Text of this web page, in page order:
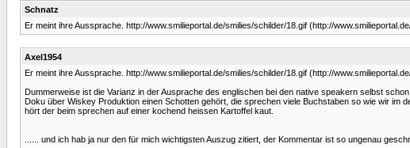
Schnatz
Er meint ihre Aussprache. http://www.smilieportal.de/smilies/schilder/18.gif (http://
Axel1954
Er meint ihre Aussprache. http://www.smilieportal.de/smilies/schilder/18.gif (http://
Dummerweise ist die Varianz in der Ausprache des englischen bei den native speakern selbst
Doku über Wiskey Produktion einen Schotten gehört, die sprechen viele Buchstaben so wie wir
hört der beim sprechen auf einer kochend heissen Kartoffel kaut.
...... und ich hab ja nur den für mich wichtigsten Auszug zitiert, der Kommentar ist so ungenau